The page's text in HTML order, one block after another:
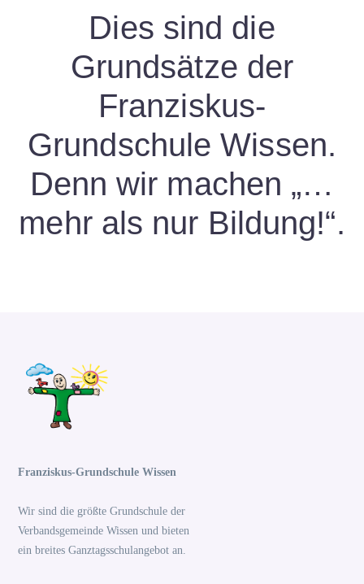
Arbeit beachten und
unterstützen.
…dass sie den Unterricht
und die Vorhaben, die für
alle Kinder vorbereitet
werden, nicht mutwillig
stören.
Dies sind die
Grundsätze der
Franziskus-
Grundschule Wissen.
Denn wir machen „…
mehr als nur Bildung!“.
Franziskus-Grundschule Wissen
Wir sind die größte Grundschule der
Verbandsgemeinde Wissen und bieten
ein breites Ganztagsschulangebot an.